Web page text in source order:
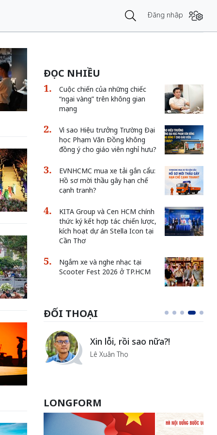
Đăng nhập
ĐỌC NHIỀU
Cuộc chiến của những chiếc
“ngai vàng” trên không gian
mạng
Vì sao Hiệu trưởng Trường Đại
học Phạm Văn Đồng không
đồng ý cho giáo viên nghỉ hưu?
EVNHCMC mua xe tải gắn cẩu:
Hồ sơ mời thầu gây hạn chế
cạnh tranh?
KITA Group và Cen HCM chính
thức ký kết hợp tác chiến lược,
kích hoạt dự án Stella Icon tại
Cần Thơ
Ngắm xe và nghe nhạc tại
Scooter Fest 2026 ở TP.HCM
ĐỐI THOẠI
Hà
Xin lỗi, rồi sao nữa?!
Lê Xuân Thọ
LONGFORM